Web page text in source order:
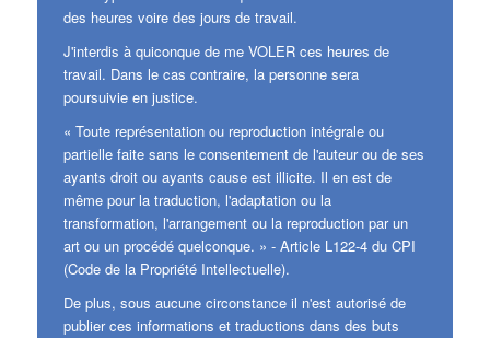
des heures voire des jours de travail.
J'interdis à quiconque de me VOLER ces heures de
travail. Dans le cas contraire, la personne sera
poursuivie en justice.
« Toute représentation ou reproduction intégrale ou
partielle faite sans le consentement de l'auteur ou de ses
ayants droit ou ayants cause est illicite. Il en est de
même pour la traduction, l'adaptation ou la
transformation, l'arrangement ou la reproduction par un
art ou un procédé quelconque. » - Article L122-4 du CPI
(Code de la Propriété Intellectuelle).
De plus, sous aucune circonstance il n'est autorisé de
publier ces informations et traductions dans des buts